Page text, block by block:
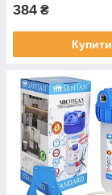
384 ₴
Купити